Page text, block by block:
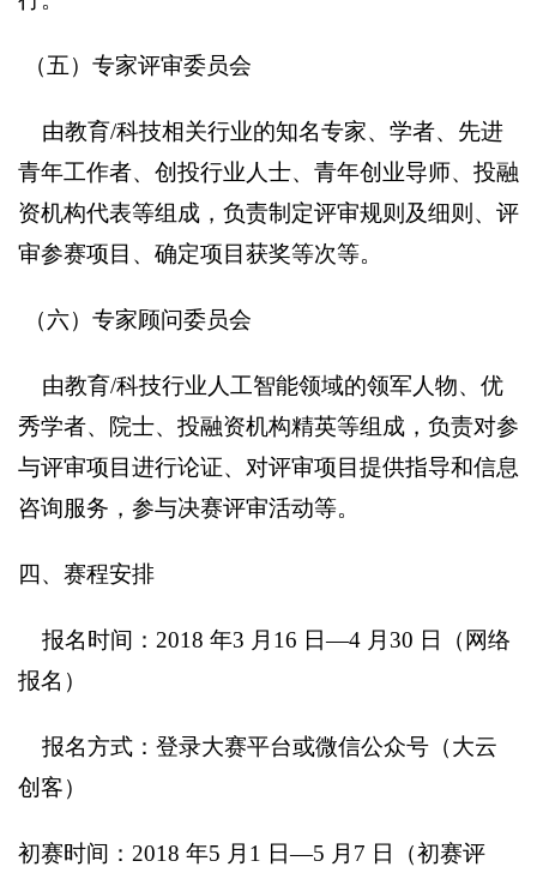
（五）专家评审委员会
由教育/科技相关行业的知名专家、学者、先进
青年工作者、创投行业人士、青年创业导师、投融
资机构代表等组成，负责制定评审规则及细则、评
审参赛项目、确定项目获奖等次等。
（六）专家顾问委员会
由教育/科技行业人工智能领域的领军人物、优
秀学者、院士、投融资机构精英等组成，负责对参
与评审项目进行论证、对评审项目提供指导和信息
咨询服务，参与决赛评审活动等。
四、赛程安排
报名时间：2018 年3 月16 日—4 月30 日（网络
报名）
报名方式：登录大赛平台或微信公众号（大云
创客）
初赛时间：2018 年5 月1 日—5 月7 日（初赛评